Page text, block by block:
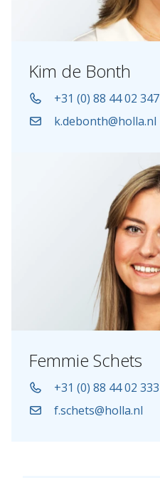
Kim de Bonth
+31 (0) 88 44 02 347
k.debonth@holla.nl
Femmie Schets
+31 (0) 88 44 02 333
f.schets@holla.nl